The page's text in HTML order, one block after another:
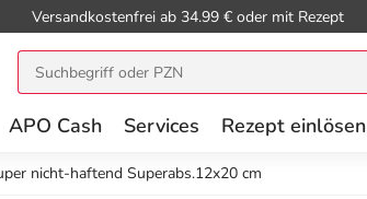
Versandkostenfrei ab 34.99 € oder mit Rezept
APO Cash Services Rezept einlösen
nicht-haftend Superabs.12x20 cm